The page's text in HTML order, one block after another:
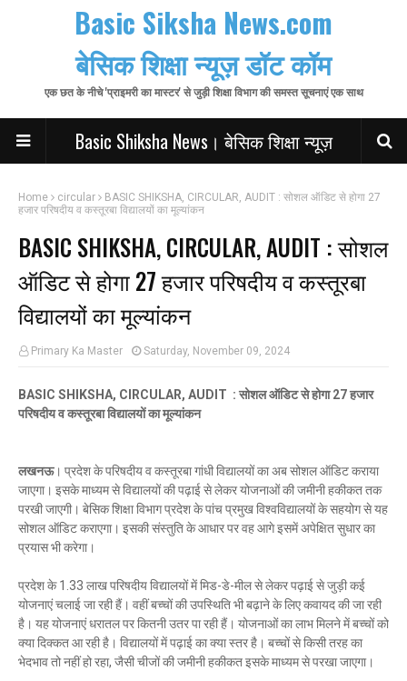
Basic Siksha News.com
बेसिक शिक्षा न्यूज़ डॉट कॉम
एक छत के नीचे 'प्राइमरी का मास्टर' से जुड़ी शिक्षा विभाग की समस्त सूचनाएं एक साथ
Basic Shiksha News। बेसिक शिक्षा न्यूज़
Home circular
BASIC SHIKSHA, CIRCULAR, AUDIT : सोशल ऑडिट से होगा 27
हजार परिषदीय व कस्तूरबा विद्यालयों का मूल्यांकन
BASIC SHIKSHA, CIRCULAR, AUDIT : सोशल
ऑडिट से होगा 27 हजार परिषदीय व कस्तूरबा
विद्यालयों का मूल्यांकन
Primary Ka Master Saturday, November 09, 2024
BASIC SHIKSHA, CIRCULAR, AUDIT : सोशल ऑडिट से होगा 27 हजार
परिषदीय व कस्तूरबा विद्यालयों का मूल्यांकन
लखनऊ। प्रदेश के परिषदीय व कस्तूरबा गांधी विद्यालयों का अब सोशल ऑडिट कराया
जाएगा। इसके माध्यम से विद्यालयों की पढ़ाई से लेकर योजनाओं की जमीनी हकीकत तक
परखी जाएगी। बेसिक शिक्षा विभाग प्रदेश के पांच प्रमुख विश्वविद्यालयों के सहयोग से यह
सोशल ऑडिट कराएगा। इसकी संस्तुति के आधार पर वह आगे इसमें अपेक्षित सुधार का
प्रयास भी करेगा।
प्रदेश के 1.33 लाख परिषदीय विद्यालयों में मिड-डे-मील से लेकर पढ़ाई से जुड़ी कई
योजनाएं चलाई जा रही हैं। वहीं बच्चों की उपस्थिति भी बढ़ाने के लिए कवायद की जा रही
है। यह योजनाएं धरातल पर कितनी उतर पा रही हैं। योजनाओं का लाभ मिलने में बच्चों को
क्या दिक्कत आ रही है। विद्यालयों में पढ़ाई का क्या स्तर है। बच्चों से किसी तरह का
भेदभाव तो नहीं हो रहा, जैसी चीजों की जमीनी हकीकत इसके माध्यम से परखा जाएगा।